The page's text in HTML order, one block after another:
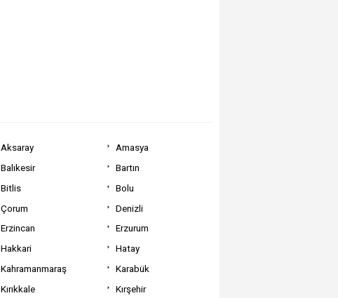
Aksaray
Amasya
Balıkesir
Bartın
Bitlis
Bolu
Çorum
Denizli
Erzincan
Erzurum
Hakkari
Hatay
Kahramanmaraş
Karabük
Kırıkkale
Kırşehir